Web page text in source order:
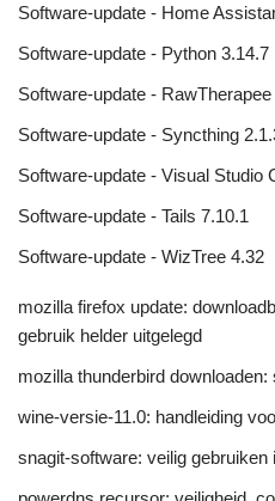
Software-update - Home
Software-update - Python 3.14.7
Software-update - RawTherapee
Software-update - Syncthing
Software-update - Visual Studio
Software-update - Tails 7.10.1
Software-update - WizTree 4.32
mozilla firefox update:
gebruik helder uitgelegd
mozilla thunderbird
wine-versie-11.0: handleiding
snagit-software: veilig gebruiken